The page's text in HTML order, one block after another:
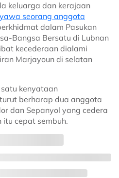
keluarga dan kerajaan
seorang anggota
dalam Pasukan
Bangsa Bersatu di Lubnan
kecederaan dialami
Marjayoun di selatan
kenyataan
berharap dua anggota
dan Sepanyol yang cedera
itu cepat sembuh.